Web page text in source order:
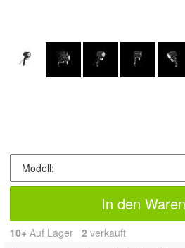
In den
10+ Auf Lager 2 verkauft